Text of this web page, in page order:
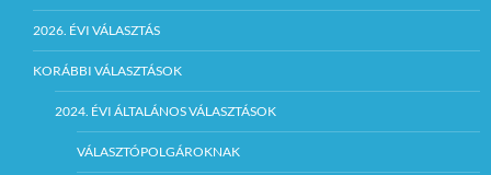
2026. ÉVI VÁLASZTÁS
KORÁBBI VÁLASZTÁSOK
2024. ÉVI ÁLTALÁNOS VÁLASZTÁSOK
VÁLASZTÓPOLGÁROKNAK